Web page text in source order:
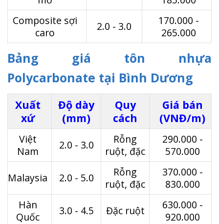
Composite sợi
caro
2.0 - 3.0
170.000 -
265.000
Bảng giá tôn nhựa
Polycarbonate tại Bình Dương
Xuất
xứ
Độ dày
(mm)
Quy
cách
Giá bán
(VNĐ/m)
Việt
Nam
2.0 - 3.0
Rỗng
ruột, đặc
290.000 -
570.000
Malaysia
2.0 - 5.0
Rỗng
ruột, đặc
370.000 -
830.000
Hàn
Quốc
3.0 - 4.5 Đặc ruột
630.000 -
920.000